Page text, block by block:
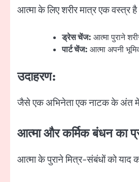
आत्मा के लिए शरीर मात्र एक वस्त्र
ड्रेस चेंज: आत्मा पुराने
पार्ट चेंज: आत्मा अपनी
उदाहरण:
जैसे एक अभिनेता एक नाटक के अंत में
आत्मा और कर्मिक बंधन का
आत्मा के पुराने मित्र-संबंधों को